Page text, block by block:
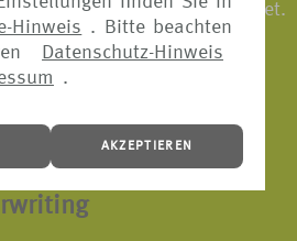
Hinweis . Bitte beachten
Datenschutz-Hinweis
.
AKZEPTIEREN
und Sparkassen gegründet.
das Unternehmen alle
als Einzel- oder
Travel-Pakete.
finden Sie hier.